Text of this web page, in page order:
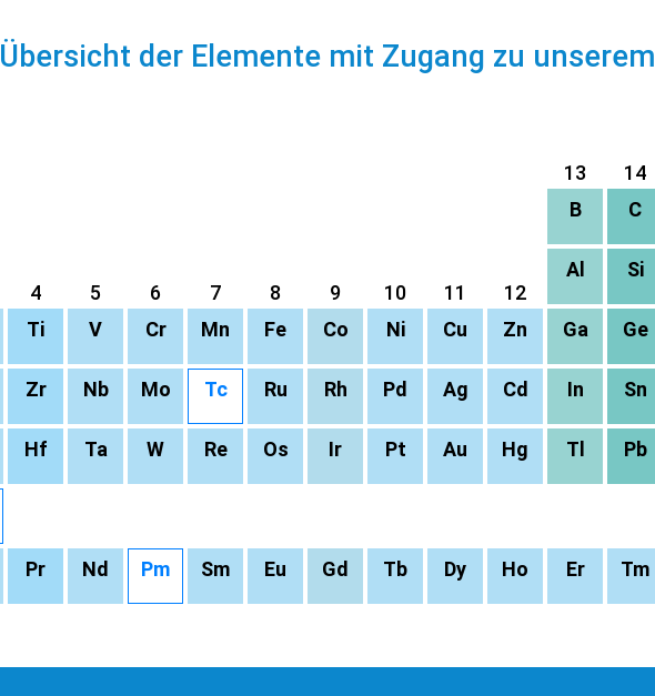
Übersicht der Elemente mit Zugang zu
13 14
B C
4 5 6 7 8 9 10 11 12
Al Si
Ti V Cr Mn Fe Co Ni Cu Zn Ga Ge
Zr Nb Mo Tc Ru Rh Pd Ag Cd In Sn
Hf Ta W Re Os Ir Pt Au Hg Tl Pb
Pr Nd Pm Sm Eu Gd Tb Dy Ho Er Tm